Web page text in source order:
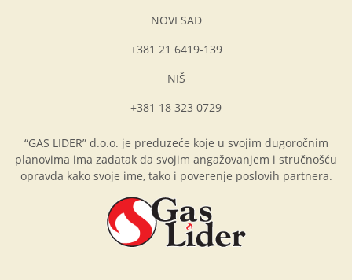
NOVI SAD
+381 21 6419-139
NIŠ
+381 18 323 0729
“GAS LIDER” d.o.o. je preduzeće koje u svojim dugoročnim
planovima ima zadatak da svojim angažovanjem i stručnošću
opravda kako svoje ime, tako i poverenje poslovih partnera.